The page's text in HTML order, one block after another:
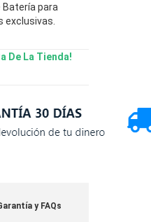
para
exclusivas.
De La Tienda!
y FAQs